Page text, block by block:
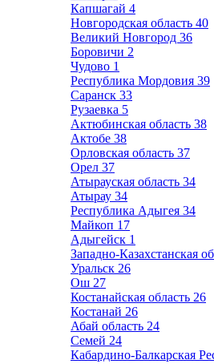
Капшагай 4
Новгородская область 40
Великий Новгород 36
Боровичи 2
Чудово 1
Республика Мордовия 39
Саранск 33
Рузаевка 5
Актюбинская область 38
Актобе 38
Орловская область 37
Орел 37
Атырауская область 34
Атырау 34
Республика Адыгея 34
Майкоп 17
Адыгейск 1
Западно-Казахстанская
Уральск 26
Ош 27
Костанайская область 26
Костанай 26
Абай область 24
Семей 24
Кабардино-Балкарская